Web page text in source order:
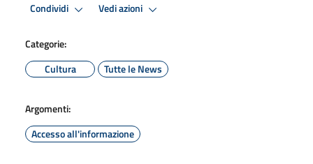
Condividi Vedi azioni
Categorie:
Cultura
Tutte le News
Argomenti:
Accesso all'informazione